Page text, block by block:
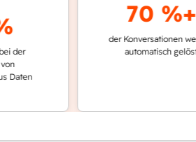
70 %+
der Konversationen werden
automatisch gelöst